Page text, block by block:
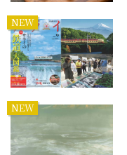
NEW
NEW